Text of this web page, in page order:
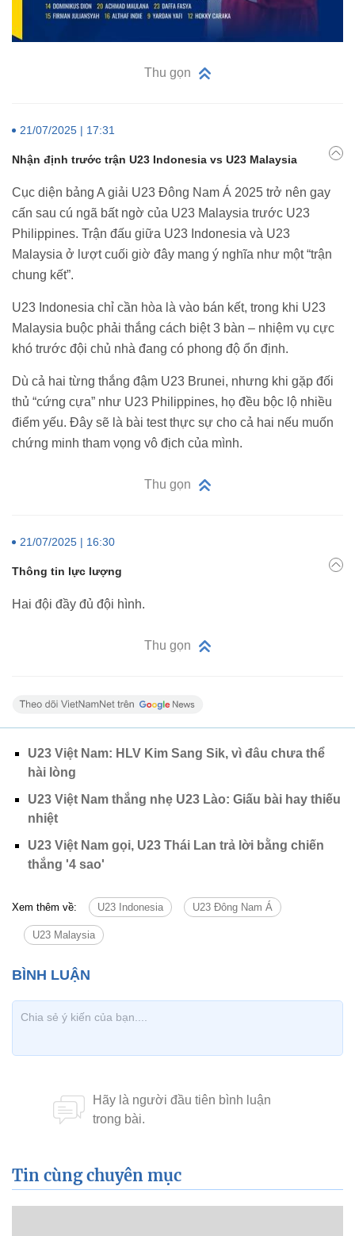
Thu gọn
21/07/2025 | 17:31
Nhận định trước trận U23 Indonesia vs U23 Malaysia
Cục diện bảng A giải U23 Đông Nam Á 2025 trở nên gay
cấn sau cú ngã bất ngờ của U23 Malaysia trước U23
Philippines. Trận đấu giữa U23 Indonesia và U23
Malaysia ở lượt cuối giờ đây mang ý nghĩa như một “trận
chung kết”.
U23 Indonesia chỉ cần hòa là vào bán kết, trong khi U23
Malaysia buộc phải thắng cách biệt 3 bàn – nhiệm vụ cực
khó trước đội chủ nhà đang có phong độ ổn định.
Dù cả hai từng thắng đậm U23 Brunei, nhưng khi gặp đối
thủ “cứng cựa” như U23 Philippines, họ đều bộc lộ nhiều
điểm yếu. Đây sẽ là bài test thực sự cho cả hai nếu muốn
chứng minh tham vọng vô địch của mình.
Thu gọn
21/07/2025 | 16:30
Thông tin lực lượng
Hai đội đầy đủ đội hình.
Thu gọn
U23 Việt Nam: HLV Kim Sang Sik, vì đâu chưa thể
hài lòng
U23 Việt Nam thắng nhẹ U23 Lào: Giấu bài hay thiếu
nhiệt
U23 Việt Nam gọi, U23 Thái Lan trả lời bằng chiến
thắng '4 sao'
Xem thêm về: U23 Indonesia U23 Đông Nam Á
U23 Malaysia
Tin cùng chuyên mục